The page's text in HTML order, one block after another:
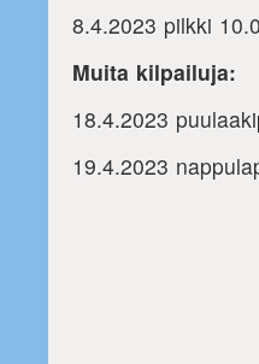
8.4.2023 pilkki
Muita kilpailuja:
18.4.2023
19.4.2023